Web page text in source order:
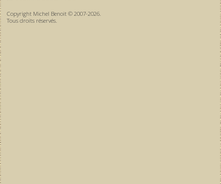
Copyright Michel Benoit © 2007-2026.
Tous droits réservés.